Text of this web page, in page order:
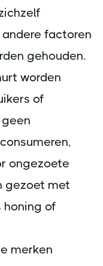
factoren
gehouden.
worden
of
ongezoete
gezoet met
honing of
merken